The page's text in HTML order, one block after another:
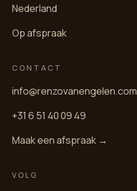
Nederland
Op afspraak
CONTACT
info@renzovanengelen.com
+31 6 51 40 09 49
Maak een afspraak →
VOLG